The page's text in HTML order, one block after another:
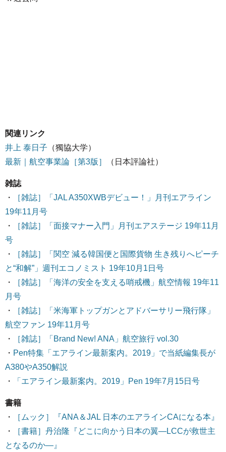
関連リンク
井上 泰日子 （獨協大学）
最新｜航空事業論［第3版］
（日本評論社）
雑誌
・
［雑誌］「JAL A350XWBデビュー！」月刊エアライン
19年11月号
・
［雑誌］「面接マナー入門」月刊エアステージ 19年11月
号
・
［雑誌］「関空 減る韓国便と国際貨物 生き残りへピーチ
と“和解”」週刊エコノミスト 19年10月1日号
・
［雑誌］「海洋の安全を支える哨戒機」航空情報 19年11
月号
・
［雑誌］「米海軍トップガンとアドバーサリー飛行隊」
航空ファン 19年11月号
・
［雑誌］「Brand New! ANA」航空旅行 vol.30
・ Pen特集「エアライン最新案内。2019」で当紙編集長が
A380やA350解説
・
「エアライン最新案内。2019」Pen 19年7月15日号
書籍
・
［ムック］『ANA＆JAL 日本のエアラインCAになる本』
・
［書籍］丹治隆『どこに向かう日本の翼―LCCが救世主
となるのか―』